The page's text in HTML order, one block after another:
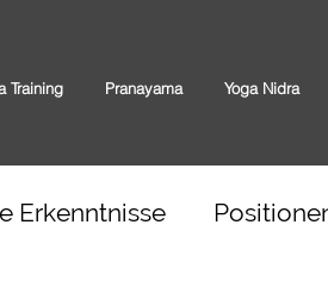
Training Pranayama Yoga Nidra
Erkenntnisse